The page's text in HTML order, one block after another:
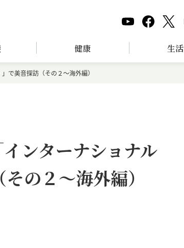
健康 生活
で美音探訪（その２～海外編）
ンターナショナル
の２～海外編）